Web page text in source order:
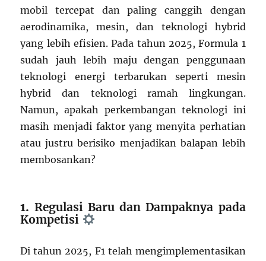
mobil tercepat dan paling canggih dengan
aerodinamika, mesin, dan teknologi hybrid
yang lebih efisien. Pada tahun 2025, Formula 1
sudah jauh lebih maju dengan penggunaan
teknologi energi terbarukan seperti mesin
hybrid dan teknologi ramah lingkungan.
Namun, apakah perkembangan teknologi ini
masih menjadi faktor yang menyita perhatian
atau justru berisiko menjadikan balapan lebih
membosankan?
1. Regulasi Baru dan Dampaknya pada
Kompetisi
Di tahun 2025, F1 telah mengimplementasikan